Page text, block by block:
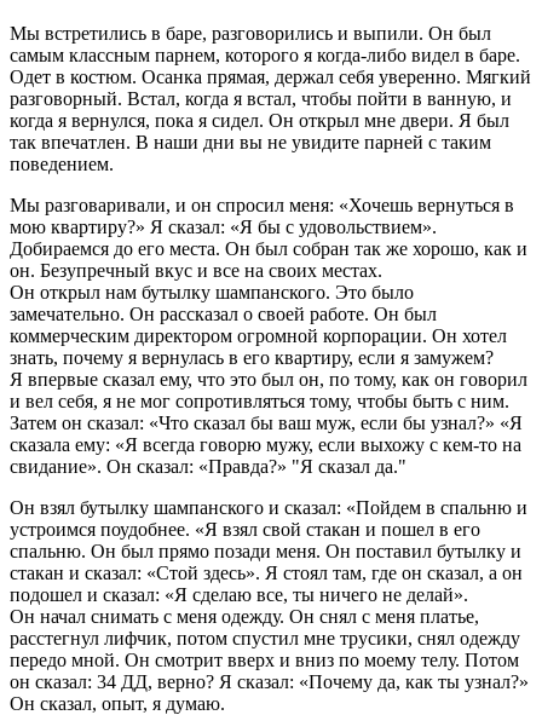
Мы встретились в баре, разговорились и выпили. Он был
самым классным парнем, которого я когда-либо видел в баре.
Одет в костюм. Осанка прямая, держал себя уверенно. Мягкий
разговорный. Встал, когда я встал, чтобы пойти в ванную, и
когда я вернулся, пока я сидел. Он открыл мне двери. Я был
так впечатлен. В наши дни вы не увидите парней с таким
поведением.
Мы разговаривали, и он спросил меня: «Хочешь вернуться в
мою квартиру?» Я сказал: «Я бы с удовольствием».
Добираемся до его места. Он был собран так же хорошо, как и
он. Безупречный вкус и все на своих местах.
Он открыл нам бутылку шампанского. Это было
замечательно. Он рассказал о своей работе. Он был
коммерческим директором огромной корпорации. Он хотел
знать, почему я вернулась в его квартиру, если я замужем?
Я впервые сказал ему, что это был он, по тому, как он говорил
и вел себя, я не мог сопротивляться тому, чтобы быть с ним.
Затем он сказал: «Что сказал бы ваш муж, если бы узнал?» «Я
сказала ему: «Я всегда говорю мужу, если выхожу с кем-то на
свидание». Он сказал: «Правда?» "Я сказал да."
Он взял бутылку шампанского и сказал: «Пойдем в спальню и
устроимся поудобнее. «Я взял свой стакан и пошел в его
спальню. Он был прямо позади меня. Он поставил бутылку и
стакан и сказал: «Стой здесь». Я стоял там, где он сказал, а он
подошел и сказал: «Я сделаю все, ты ничего не делай».
Он начал снимать с меня одежду. Он снял с меня платье,
расстегнул лифчик, потом спустил мне трусики, снял одежду
передо мной. Он смотрит вверх и вниз по моему телу. Потом
он сказал: 34 ДД, верно? Я сказал: «Почему да, как ты узнал?»
Он сказал, опыт, я думаю.